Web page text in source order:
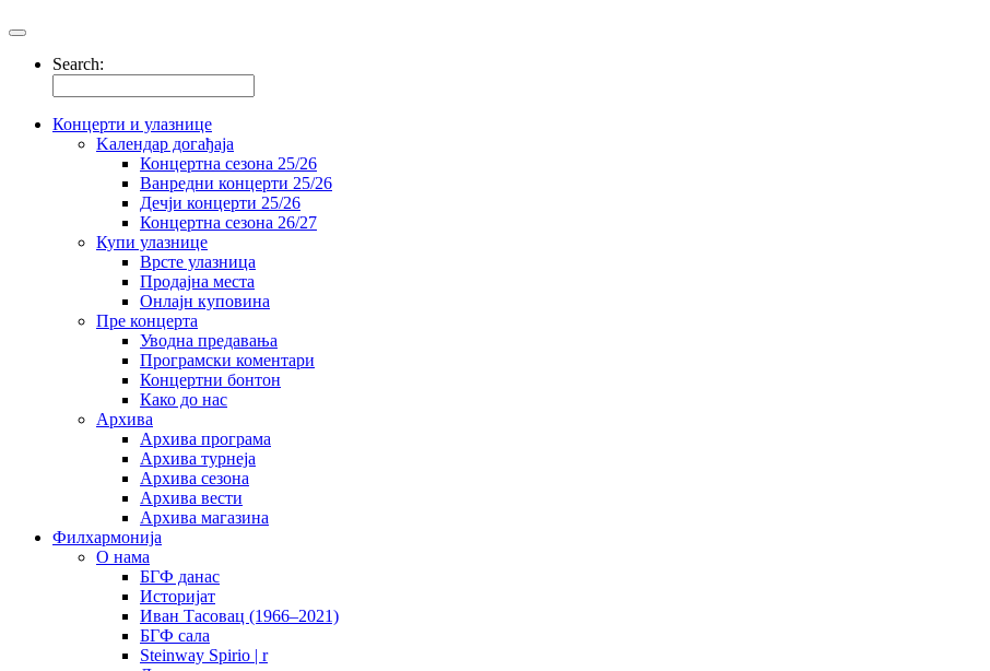
Search:
Концерти и улазнице
Kалендар догађаја
Концертна сезона 25/26
Ванредни концерти 25/26
Дечји концерти 25/26
Концертна сезона 26/27
Купи улазнице
Врсте улазница
Продајна места
Oнлајн куповинa
Пре концерта
Уводна предавања
Програмски коментари
Концертни бонтон
Како до нас
Архива
Архива програма
Архива турнеја
Архива сезона
Архива вести
Архива магазина
Филхармонија
О нама
БГФ данас
Историјат
Иван Тасовац (1966–2021)
БГФ сала
Steinway Spirio | r